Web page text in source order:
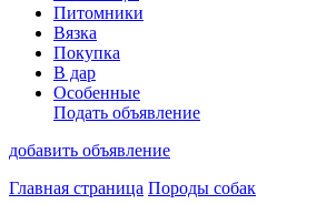
Питомники
Вязка
Покупка
В дар
Особенные
Подать объявление
добавить объявление
Главная страница Породы собак